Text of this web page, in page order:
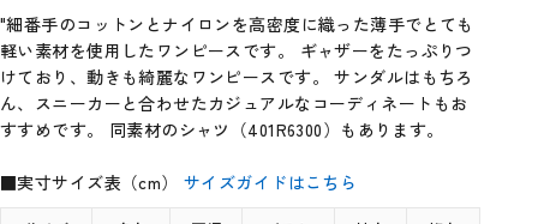
"細番手のコットンとナイロンを高密度に織った薄手でとても
軽い素材を使用したワンピースです。 ギャザーをたっぷりつ
けており、動きも綺麗なワンピースです。 サンダルはもちろ
ん、スニーカーと合わせたカジュアルなコーディネートもお
すすめです。 同素材のシャツ（401R6300） もあります。
■実寸サイズ表（cm）サイズガイドはこちら